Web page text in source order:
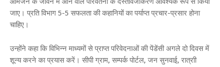
जाए। प्रति विभाग 5-5 सफलता की कहानियों का पर्याप्त प्रचार-प्रसार होना
चाहिए।
उन्होंने कहा कि विभिन्न माध्यमों से प्राप्त परिवेदनाओं की पेंडेंसी अगले दो दिवस में
शून्य करने का प्रयास करें। सीपी ग्राम, सम्पर्क पोर्टल, जन सुनवाई, रात्राी